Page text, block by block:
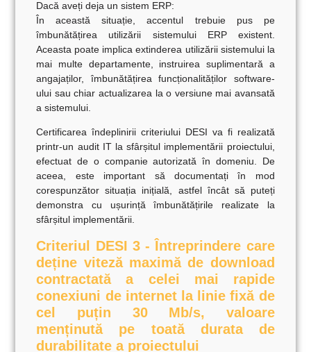
Dacă aveți deja un sistem ERP:
În această situație, accentul trebuie pus pe
îmbunătățirea utilizării sistemului ERP existent.
Aceasta poate implica extinderea utilizării sistemului la
mai multe departamente, instruirea suplimentară a
angajaților, îmbunătățirea funcționalităților software-
ului sau chiar actualizarea la o versiune mai avansată
a sistemului.
Certificarea îndeplinirii criteriului DESI va fi realizată
printr-un audit IT la sfârșitul implementării proiectului,
efectuat de o companie autorizată în domeniu. De
aceea, este important să documentați în mod
corespunzător situația inițială, astfel încât să puteți
demonstra cu ușurință îmbunătățirile realizate la
sfârșitul implementării.
Criteriul DESI 3 - Întreprindere care
deține viteză maximă de download
contractată a celei mai rapide
conexiuni de internet la linie fixă de
cel puțin 30 Mb/s, valoare
menținută pe toată durata de
durabilitate a proiectului